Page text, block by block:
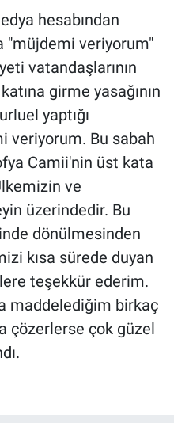
hesabından
"müjdemi veriyorum"
vatandaşlarının
girme yasağının
yaptığı
veriyorum. Bu sabah
Camii'nin üst kata
ve
üzerindedir. Bu
dönülmesinden
kısa sürede duyan
teşekkür ederim.
maddelediğim birkaç
çözerlerse çok güzel